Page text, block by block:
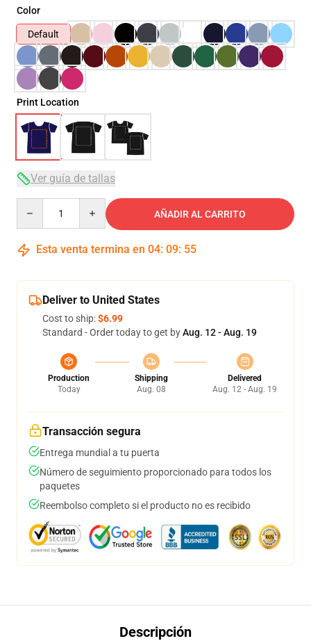
Color
Default
Print Location
Ver guía de tallas
AÑADIR AL CARRITO
Esta venta termina en 04: 09: 54
Deliver to United States
Cost to ship:$6.99
Standard - Order today to get byAug. 12 - Aug. 19
Production
Today
Shipping
Aug. 08
Delivered
Aug. 12 - Aug. 19
Transacción segura
Entrega mundial a tu puerta
Número de seguimiento proporcionado para todos los
paquetes
Reembolso completo si el producto no es recibido
Descripción